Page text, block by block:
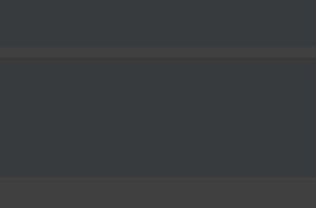
(einschließlich über
Plattformen,